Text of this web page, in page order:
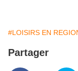
#LOISIRS EN
Partager